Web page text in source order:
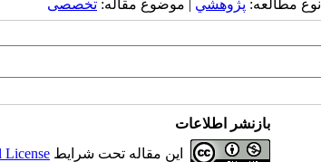
نوع مطالعه: پژوهشي | موضوع مقاله: تخصصی
بازنشر اطلاعات
این مقاله تحت شرایط License